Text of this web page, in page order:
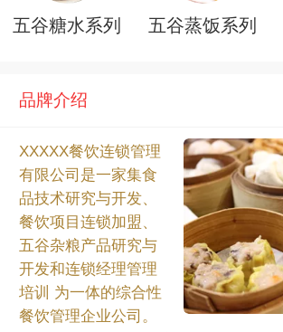
五谷糖水系列 五谷蒸饭系列
品牌介绍
XXXXX餐饮连锁管理
有限公司是一家集食
品技术研究与开发、
餐饮项目连锁加盟、
五谷杂粮产品研究与
开发和连锁经理管理
培训 为一体的综合性
餐饮管理企业公司。